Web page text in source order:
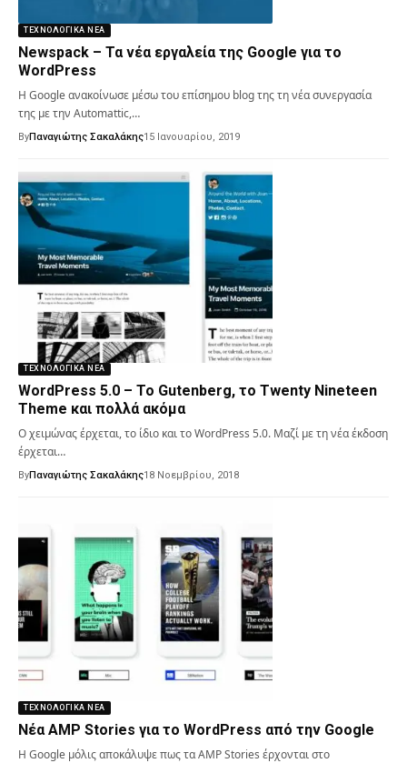
ΤΕΧΝΟΛΟΓΙΚΆ ΝΈΑ
Newspack – Τα νέα εργαλεία της Google για το
WordPress
Η Google ανακοίνωσε μέσω του επίσημου blog της τη νέα συνεργασία
της με την Automattic,…
ByΠαναγιώτης Σακαλάκης15 Ιανουαρίου, 2019
ΤΕΧΝΟΛΟΓΙΚΆ ΝΈΑ
WordPress 5.0 – Το Gutenberg, το Twenty Nineteen
Theme και πολλά ακόμα
Ο χειμώνας έρχεται, το ίδιο και το WordPress 5.0. Μαζί με τη νέα έκδοση
έρχεται…
ByΠαναγιώτης Σακαλάκης18 Νοεμβρίου, 2018
ΤΕΧΝΟΛΟΓΙΚΆ ΝΈΑ
Νέα AMP Stories για το WordPress από την Google
Η Google μόλις αποκάλυψε πως τα AMP Stories έρχονται στο